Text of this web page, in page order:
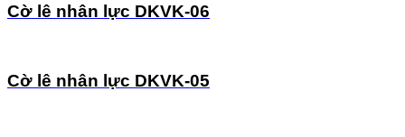
Cờ lê nhân lực DKVK-06
Cờ lê nhân lực DKVK-05